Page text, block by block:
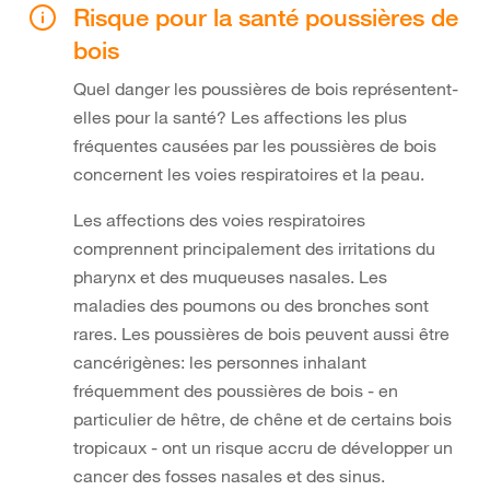
Risque pour la santé poussières de
bois
Quel danger les poussières de bois représentent-
elles pour la santé? Les affections les plus
fréquentes causées par les poussières de bois
concernent les voies respiratoires et la peau.
Les affections des voies respiratoires
comprennent principalement des irritations du
pharynx et des muqueuses nasales. Les
maladies des poumons ou des bronches sont
rares. Les poussières de bois peuvent aussi être
cancérigènes: les personnes inhalant
fréquemment des poussières de bois - en
particulier de hêtre, de chêne et de certains bois
tropicaux - ont un risque accru de développer un
cancer des fosses nasales et des sinus.